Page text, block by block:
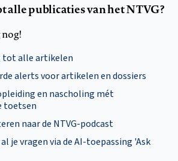
alle publicaties van het NTVG?
tot alle artikelen
alerts voor artikelen en dossiers
en nascholing mét
toetsen
naar de NTVG-podcast
je vragen via de AI-toepassing 'Ask